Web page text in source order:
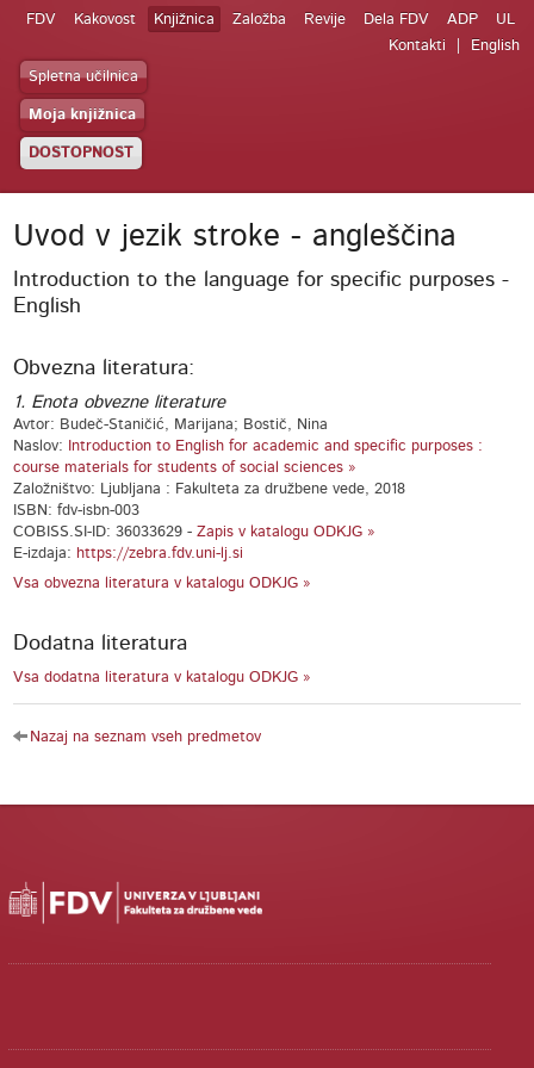
FDV Kakovost Knjižnica Založba Revije Dela FDV ADP
UL
Kontakti
English
Spletna učilnica
Moja knjižnica
DOSTOPNOST
Uvod v jezik stroke - angleščina
Introduction to the language for specific purposes -
English
Obvezna literatura:
1. Enota obvezne literature
Avtor: Budeč-Staničić, Marijana; Bostič, Nina
Naslov:
Introduction to English for academic and specific purposes :
course materials for students of social sciences »
Založništvo: Ljubljana : Fakulteta za družbene vede, 2018
ISBN: fdv-isbn-003
COBISS.SI-ID: 36033629 -Zapis v katalogu ODKJG »
E-izdaja: https://zebra.fdv.uni-lj.si
Vsa obvezna literatura v katalogu ODKJG »
Dodatna literatura
Vsa dodatna literatura v katalogu ODKJG »
Nazaj na seznam vseh predmetov